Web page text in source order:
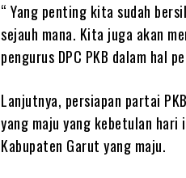
“ Yang penting kita sudah
sejauh mana. Kita juga akan
pengurus DPC PKB dalam hal
Lanjutnya, persiapan partai
yang maju yang kebetulan hari
Kabupaten Garut yang maju.